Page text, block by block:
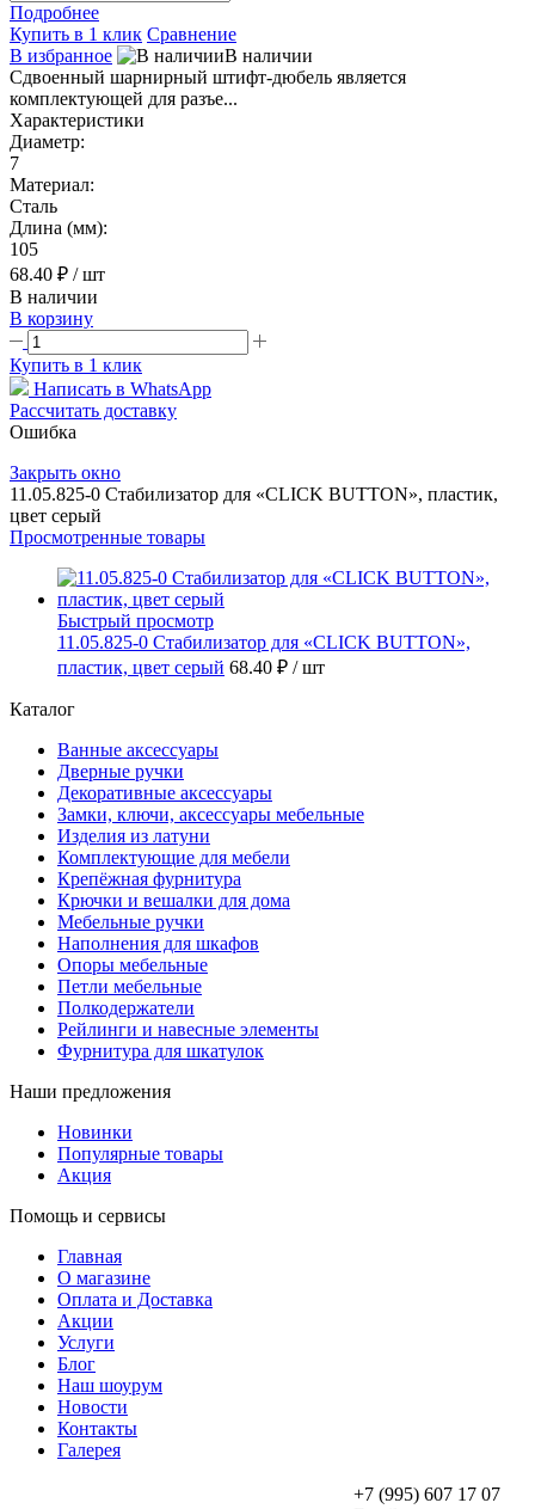
Подробнее
Купить в 1 клик Сравнение
В избранное
В наличии
Сдвоенный шарнирный штифт-дюбель является
комплектующей для разъе...
Характеристики
Диаметр:
7
Материал:
Сталь
Длина (мм):
105
68.40 ₽ / шт
В наличии
В корзину
Купить в 1 клик
Написать в WhatsApp
Рассчитать доставку
Ошибка
Закрыть окно
11.05.825-0 Стабилизатор для «CLICK BUTTON», пластик,
цвет серый
Просмотренные товары
Быстрый просмотр
11.05.825-0 Стабилизатор для «CLICK BUTTON»,
пластик, цвет серый 68.40 ₽ / шт
Каталог
Ванные аксессуары
Дверные ручки
Декоративные аксессуары
Замки, ключи, аксессуары мебельные
Изделия из латуни
Комплектующие для мебели
Крепёжная фурнитура
Крючки и вешалки для дома
Мебельные ручки
Наполнения для шкафов
Опоры мебельные
Петли мебельные
Полкодержатели
Рейлинги и навесные элементы
Фурнитура для шкатулок
Наши предложения
Новинки
Популярные товары
Акция
Помощь и сервисы
Главная
О магазине
Оплата и Доставка
Акции
Услуги
Блог
Наш шоурум
Новости
Контакты
Галерея
+7 (995) 607 17 07